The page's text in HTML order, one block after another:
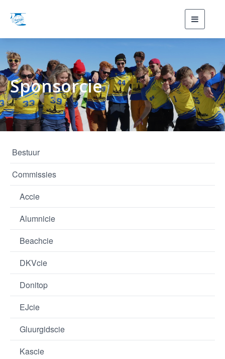
Toggle
Sponsorcie
Bestuur
Commissies
Accie
Alumnicie
Beachcie
DKVcie
Donitop
EJcie
Gluurgidscie
Kascie